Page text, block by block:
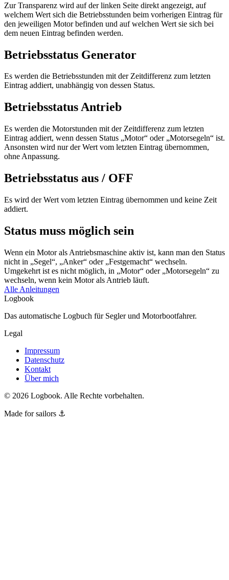
Zur Transparenz wird auf der linken Seite direkt angezeigt, auf
welchem Wert sich die Betriebsstunden beim vorherigen Eintrag für
den jeweiligen Motor befinden und auf welchen Wert sie sich bei
dem neuen Eintrag befinden werden.
Betriebsstatus Generator
Es werden die Betriebsstunden mit der Zeitdifferenz zum letzten
Eintrag addiert, unabhängig von dessen Status.
Betriebsstatus Antrieb
Es werden die Motorstunden mit der Zeitdifferenz zum letzten
Eintrag addiert, wenn dessen Status „Motor“ oder „Motorsegeln“ ist.
Ansonsten wird nur der Wert vom letzten Eintrag übernommen,
ohne Anpassung.
Betriebsstatus aus / OFF
Es wird der Wert vom letzten Eintrag übernommen und keine Zeit
addiert.
Status muss möglich sein
Wenn ein Motor als Antriebsmaschine aktiv ist, kann man den Status
nicht in „Segel“, „Anker“ oder „Festgemacht“ wechseln.
Umgekehrt ist es nicht möglich, in „Motor“ oder „Motorsegeln“ zu
wechseln, wenn kein Motor als Antrieb läuft.
Alle Anleitungen
Logbook
Das automatische Logbuch für Segler und Motor­bootfahrer.
Legal
Impressum
Datenschutz
Kontakt
Über mich
© 2026 Logbook. Alle Rechte vorbehalten.
Made for sailors ⚓